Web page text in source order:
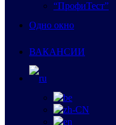
“ПрофиТест”
Одно окно
ВАКАНСИИ